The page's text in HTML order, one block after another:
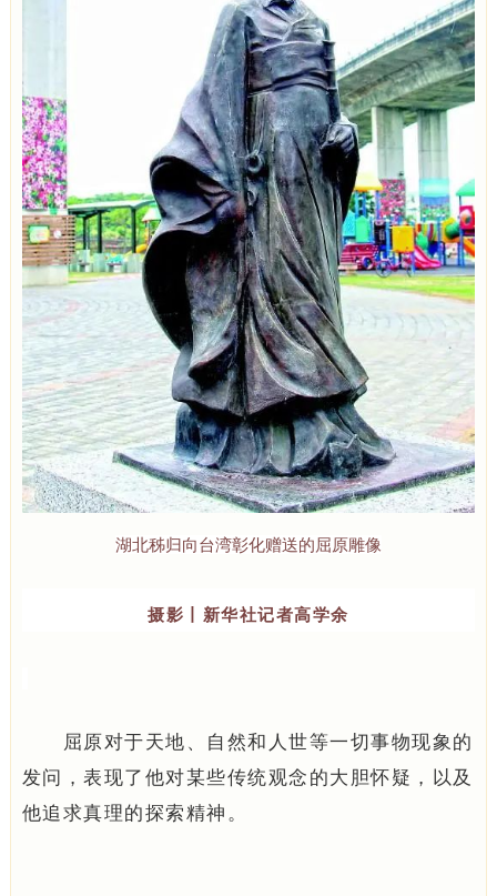
湖北秭归向台湾彰化赠送的屈原雕像
摄影丨 新华社记者高学余
屈原对于天地、自然和人世等一切事物现象的
发问，表现了他对某些传统观念的大胆怀疑，以及
他追求真理的探索精神。